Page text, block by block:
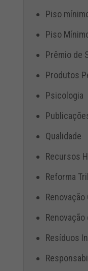
Piso
Piso
Prêmio de
Produtos
Psicologia
Qualidade
Recursos
Reforma
Renovação
Resíduos